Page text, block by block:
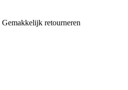
Gemakkelijk retourneren